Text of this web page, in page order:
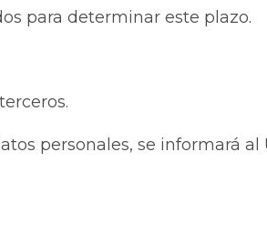
para determinar este plazo.
personales, se informará